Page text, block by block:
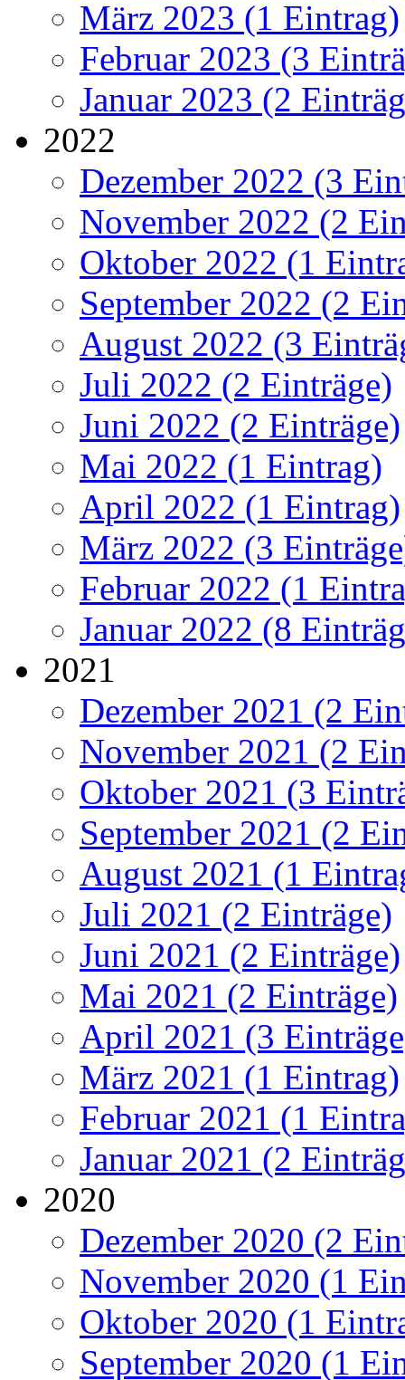
März 2023 (1 Eintrag)
Februar 2023 (3
Januar 2023 (2
2022
Dezember 2022 (3
November 2022 (2
Oktober 2022 (1
September 2022 (2
August 2022 (3
Juli 2022 (2 Einträge)
Juni 2022 (2 Einträge)
Mai 2022 (1 Eintrag)
April 2022 (1 Eintrag)
März 2022 (3
Februar 2022 (1
Januar 2022 (8
2021
Dezember 2021 (2
November 2021 (2
Oktober 2021 (3
September 2021 (2
August 2021 (1
Juli 2021 (2 Einträge)
Juni 2021 (2 Einträge)
Mai 2021 (2 Einträge)
April 2021 (3
März 2021 (1 Eintrag)
Februar 2021 (1
Januar 2021 (2
2020
Dezember 2020 (2
November 2020 (1
Oktober 2020 (1
September 2020 (1